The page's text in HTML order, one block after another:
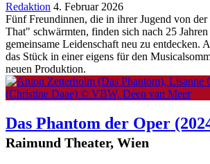
Redaktion 4. Februar 2026
Fünf Freundinnen, die in ihrer Jugend von
That" schwärmten, finden sich nach 25
gemeinsame Leidenschaft neu zu entdecken.
das Stück in einer eigens für den
neuen Produktion.
Das Phantom der Oper
Raimund Theater, Wien